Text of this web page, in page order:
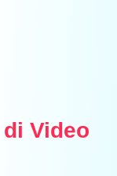
Video